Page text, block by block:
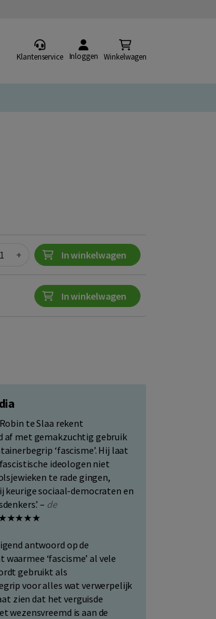
Klantenservice Inloggen Winkelwagen
+ In winkelwagen
In winkelwagen
te Slaa rekent
af met gemakzuchtig gebruik
‘fascisme’. Hij laat
ideologen niet
te rade gingen,
keurige sociaal-democraten en
– de
antwoord op de
waarmee ‘fascisme’ al vele
gebruikt als
voor alles wat verwerpelijk
zien dat het verguisde
wezensvreemd is aan de